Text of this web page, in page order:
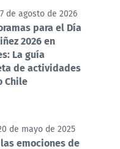
de agosto de 2026
para el Día
2026 en
La guía
de actividades
Chile
de mayo de 2025
emociones de